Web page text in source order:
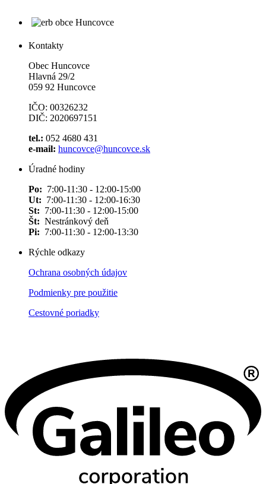
Kontakty
Obec Huncovce
Hlavná 29/2
059 92 Huncovce
IČO: 00326232
DIČ: 2020697151
tel.: 052 4680 431
e-mail: huncovce@huncovce.sk
Úradné hodiny
Po: 7:00-11:30 - 12:00-15:00
Ut: 7:00-11:30 - 12:00-16:30
St: 7:00-11:30 - 12:00-15:00
Št: Nestránkový deň
Pi: 7:00-11:30 - 12:00-13:30
Rýchle odkazy
Ochrana osobných údajov
Podmienky pre použitie
Cestovné poriadky